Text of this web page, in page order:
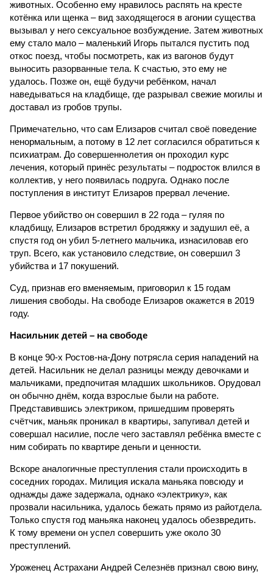
животных. Особенно ему нравилось распять на кресте
котёнка или щенка – вид заходящегося в агонии существа
вызывал у него сексуальное возбуждение. Затем животных
ему стало мало – маленький Игорь пытался пустить под
откос поезд, чтобы посмотреть, как из вагонов будут
выносить разорванные тела. К счастью, это ему не
удалось. Позже он, ещё будучи ребёнком, начал
наведываться на кладбище, где разрывал свежие могилы и
доставал из гробов трупы.
Примечательно, что сам Елизаров считал своё поведение
ненормальным, а потому в 12 лет согласился обратиться к
психиатрам. До совершеннолетия он проходил курс
лечения, который принёс результаты – подросток влился в
коллектив, у него появилась подруга. Однако после
поступления в институт Елизаров прервал лечение.
Первое убийство он совершил в 22 года – гуляя по
кладбищу, Елизаров встретил бродяжку и задушил её, а
спустя год он убил 5-летнего мальчика, изнасиловав его
труп. Всего, как установило следствие, он совершил 3
убийства и 17 покушений.
Суд, признав его вменяемым, приговорил к 15 годам
лишения свободы. На свободе Елизаров окажется в 2019
году.
Насильник детей – на свободе
В конце 90-х Ростов-на-Дону потрясла серия нападений на
детей. Насильник не делал разницы между девочками и
мальчиками, предпочитая младших школьников. Орудовал
он обычно днём, когда взрослые были на работе.
Представившись электриком, пришедшим проверять
счётчик, маньяк проникал в квартиры, запугивал детей и
совершал насилие, после чего заставлял ребёнка вместе с
ним собирать по квартире деньги и ценности.
Вскоре аналогичные преступления стали происходить в
соседних городах. Милиция искала маньяка повсюду и
однажды даже задержала, однако «электрику», как
прозвали насильника, удалось бежать прямо из райотдела.
Только спустя год маньяка наконец удалось обезвредить.
К тому времени он успел совершить уже около 30
преступлений.
Уроженец Астрахани Андрей Селезнёв признал свою вину,